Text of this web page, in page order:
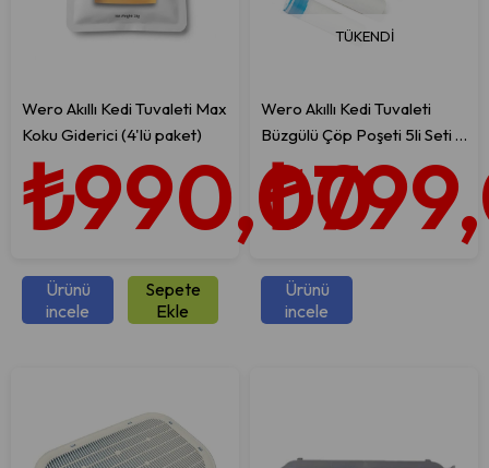
Wero Akıllı Kedi Tuvaleti Max
Koku Giderici (4'lü paket)
₺990,00
Sepete
Ekle
Ürünü
incele
TÜKENDI
Wero Akıllı Kedi Tuvaleti
Büzgülü Çöp Poşeti 5li Seti (
5 X 15 Adet - Orjinal)
Ürünü
incele